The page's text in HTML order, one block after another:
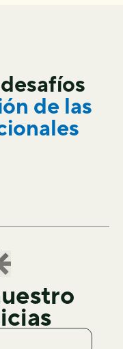
de las